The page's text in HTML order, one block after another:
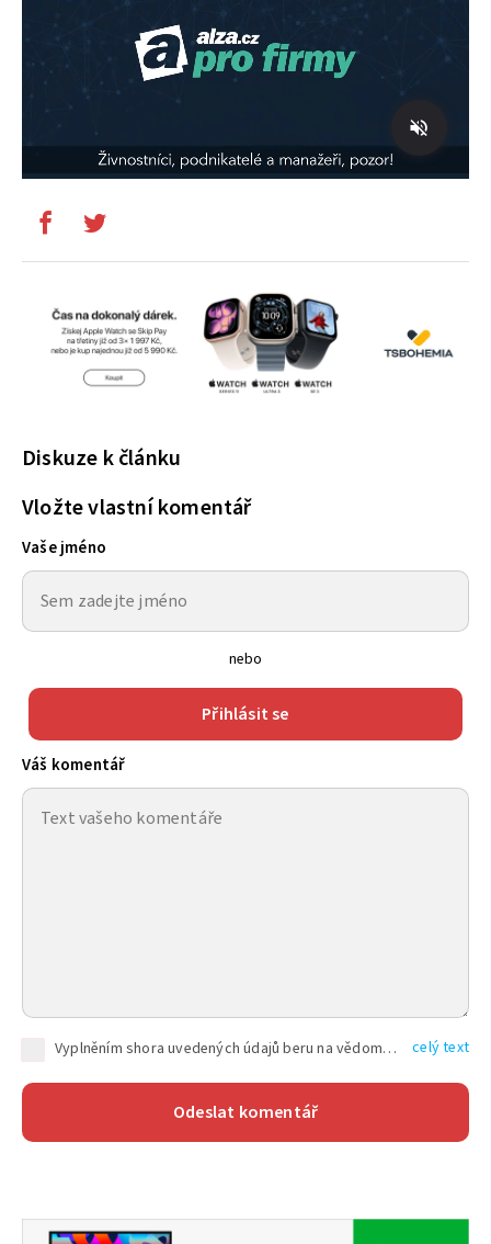
Diskuze k článku
Vložte vlastní komentář
Vaše jméno
nebo
Přihlásit se
Váš komentář
Vyplněním shora uvedených údajů beru na vědomí, že společnost TEXT FACTORY s.r.o., sídlem Brno, Durďákova 336/29, Černá Pole, PSČ: 613 00, IČ: 06157831, zapsané u Krajského soudu v Brně, oddíl C, vložka 100399, bude zpracovávat mé osobní údaje uvedené v rámci mnou vyplněného registračního formuláře na základě oprávněných zájmů TEXT FACTORY s.r.o. dle čl. 6 odst. 1 písm. f) GDPR a pro splnění právních povinností (čl. 6 odst. 1 písm. c) GDPR), a to pro tyto účely: nezbytnost zajistit oprávnění návštěvníka webových stránek provozovaných společností TEXT FACTORY s.r.o. přispívat aktivně ke zveřejněným článkům nebo v rámci diskusních fór a výkon práv TEXT FACTORY s.r.o. jako administrátora těchto diskusních fór. Více informací o zpracování osobních údajů a právech lze nalézt v celý text